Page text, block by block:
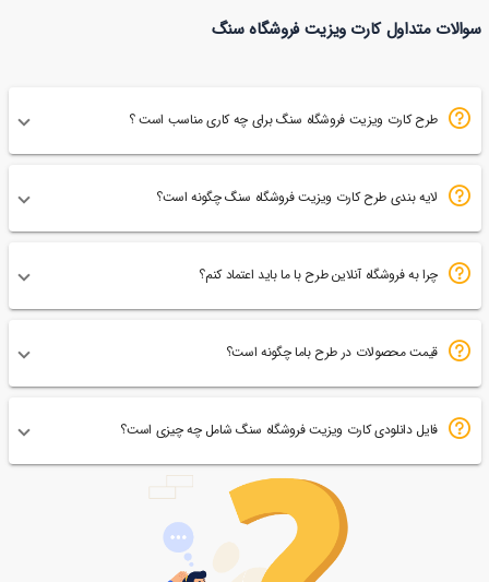
سوالات متداول کارت ویزیت فروشگاه سنگ
طرح کارت ویزیت فروشگاه سنگ برای چه کاری مناسب است ؟
لایه بندی طرح کارت ویزیت فروشگاه سنگ چگونه است؟
چرا به فروشگاه آنلاین طرح با ما باید اعتماد کنم؟
قیمت محصولات در طرح باما چگونه است؟
فایل دانلودی کارت ویزیت فروشگاه سنگ شامل چه چیزی است؟